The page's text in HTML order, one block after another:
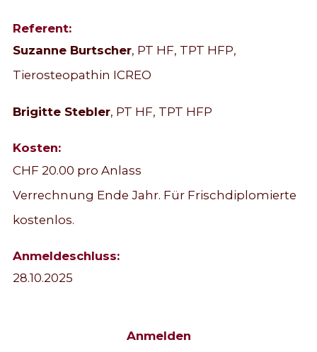
Referent:
Suzanne Burtscher, PT HF, TPT HFP,
Tierosteopathin ICREO
Brigitte Stebler, PT HF, TPT HFP
Kosten:
CHF 20.00 pro Anlass
Verrechnung Ende Jahr. Für Frischdiplomierte
kostenlos.
Anmeldeschluss:
28.10.2025
Anmelden